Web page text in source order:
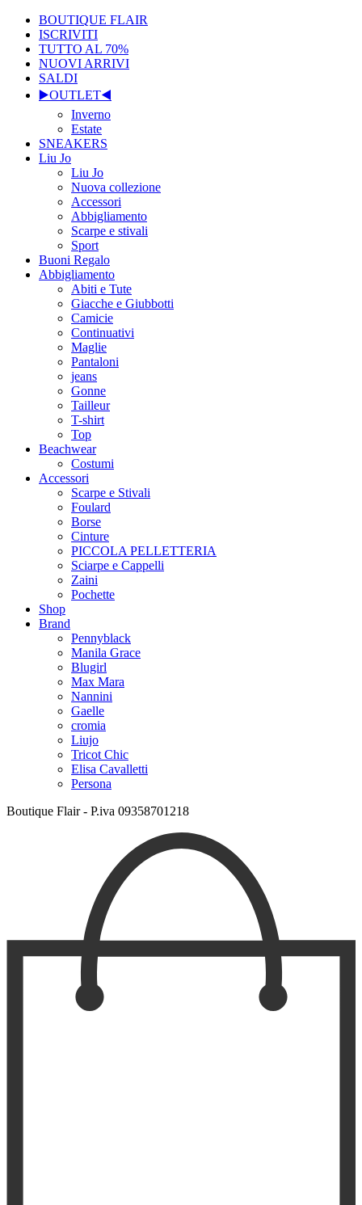
BOUTIQUE FLAIR
ISCRIVITI
TUTTO AL 70%
NUOVI ARRIVI
SALDI
▶️OUTLET◀️
Inverno
Estate
SNEAKERS
Liu Jo
Liu Jo
Nuova collezione
Accessori
Abbigliamento
Scarpe e stivali
Sport
Buoni Regalo
Abbigliamento
Abiti e Tute
Giacche e Giubbotti
Camicie
Continuativi
Maglie
Pantaloni
jeans
Gonne
Tailleur
T-shirt
Top
Beachwear
Costumi
Accessori
Scarpe e Stivali
Foulard
Borse
Cinture
PICCOLA PELLETTERIA
Sciarpe e Cappelli
Zaini
Pochette
Shop
Brand
Pennyblack
Manila Grace
Blugirl
Max Mara
Nannini
Gaelle
cromia
Liujo
Tricot Chic
Elisa Cavalletti
Persona
Boutique Flair - P.iva 09358701218